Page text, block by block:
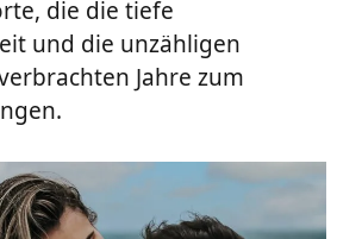
die die tiefe
und die unzähligen
Jahre zum